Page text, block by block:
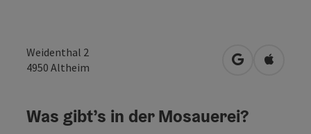
Weidenthal 2
4950 Altheim in Google
in
Was gibt’s in der Mosauerei?